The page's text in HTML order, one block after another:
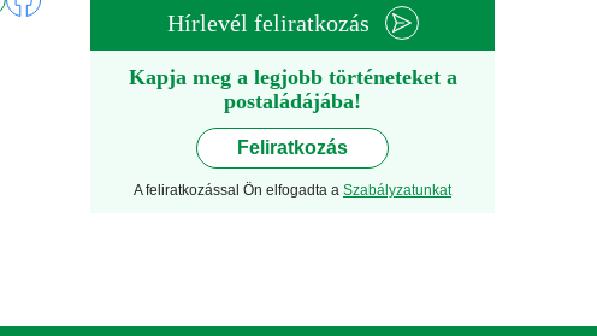
Hírlevél feliratkozás
Kapja meg a legjobb történeteket a
postaládájába!
Feliratkozás
A feliratkozással Ön elfogadta a Szabályzatunkat